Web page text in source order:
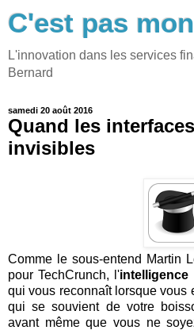
C'est pas
L'innovation dans les services
Bernard
samedi 20 août 2016
Quand les
invisibles
Comme le sous-entend Martin
pour TechCrunch, l'intelligence
qui vous reconnaît lorsque vous
qui se souvient de votre
avant même que vous ne